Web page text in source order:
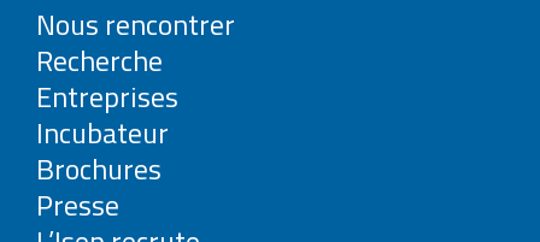
Nous rencontrer
Recherche
Entreprises
Incubateur
Brochures
Presse